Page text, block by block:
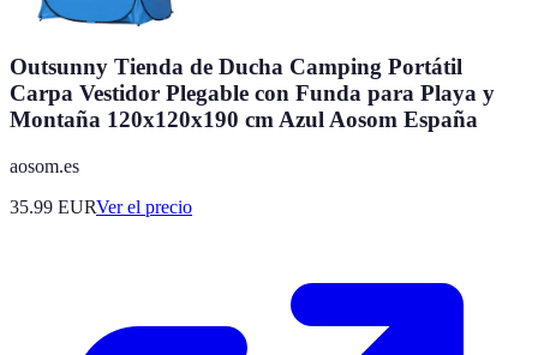
Outsunny Tienda de Ducha Camping Portátil
Carpa Vestidor Plegable con Funda para Playa y
Montaña 120x120x190 cm Azul Aosom España
aosom.es
35.99 EURVer el precio